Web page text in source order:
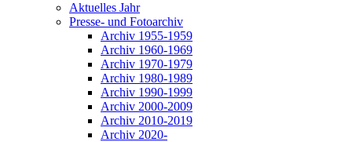
Aktuelles Jahr
Presse- und Fotoarchiv
Archiv 1955-1959
Archiv 1960-1969
Archiv 1970-1979
Archiv 1980-1989
Archiv 1990-1999
Archiv 2000-2009
Archiv 2010-2019
Archiv 2020-